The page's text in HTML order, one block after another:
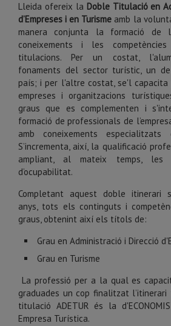
Lleida ofereix la Doble Titulació en
d’Empreses i en Turisme amb la
manera conjunta la formació de
coneixements i les competències
titulacions. Per un costat,
fonaments del sector turístic, un
país; i per l'altre costat, se'l capacita
empreses i organitzacions
graus que es complementen i
formació de professionals de
amb coneixements
S’incrementa, així, la qualificació
ampliant, al mateix temps, les
d’ocupabilitat.
Completant aquest doble itinerari
anys, tots els continguts i
graus, obtenint així els títols de:
Grau en Administració i Direcció
Grau en Turisme
La professió per a la qual es
graduades un cop finalitzat
titulació ADETUR és la
Empresa Turística.